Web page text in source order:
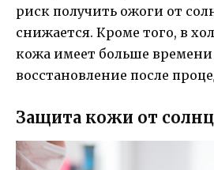
риск получить ожоги от
снижается. Кроме того, в
кожа имеет больше
восстановление после
Защита кожи от